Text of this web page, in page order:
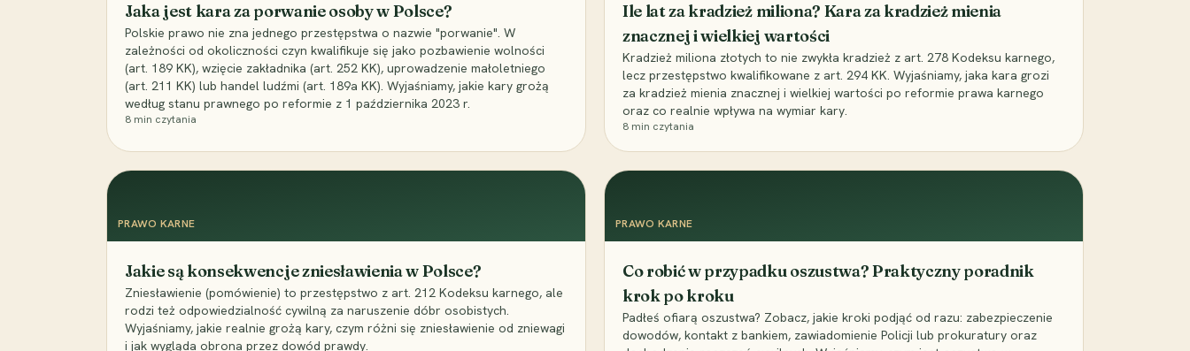
Jaka jest kara za porwanie osoby w Polsce?
Polskie prawo nie zna jednego przestępstwa o nazwie "porwanie". W
zależności od okoliczności czyn kwalifikuje się jako pozbawienie wolności
(art. 189 KK), wzięcie zakładnika (art. 252 KK), uprowadzenie małoletniego
(art. 211 KK) lub handel ludźmi (art. 189a KK). Wyjaśniamy, jakie kary grożą
według stanu prawnego po reformie z 1 października 2023 r.
8 min czytania
Ile lat za kradzież miliona? Kara za kradzież mienia
znacznej i wielkiej wartości
Kradzież miliona złotych to nie zwykła kradzież z art. 278 Kodeksu karnego,
lecz przestępstwo kwalifikowane z art. 294 KK. Wyjaśniamy, jaka kara grozi
za kradzież mienia znacznej i wielkiej wartości po reformie prawa karnego
oraz co realnie wpływa na wymiar kary.
8 min czytania
PRAWO KARNE
Jakie są konsekwencje zniesławienia w Polsce?
Zniesławienie (pomówienie) to przestępstwo z art. 212 Kodeksu karnego, ale
rodzi też odpowiedzialność cywilną za naruszenie dóbr osobistych.
Wyjaśniamy, jakie realnie grożą kary, czym różni się zniesławienie od zniewagi
i jak wygląda obrona przez dowód prawdy.
PRAWO KARNE
Co robić w przypadku oszustwa? Praktyczny poradnik
krok po kroku
Padłeś ofiarą oszustwa? Zobacz, jakie kroki podjąć od razu: zabezpieczenie
dowodów, kontakt z bankiem, zawiadomienie Policji lub prokuratury oraz